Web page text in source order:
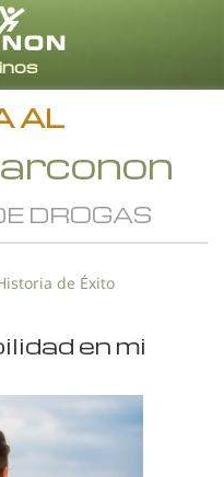
las Regiones/Idiomas
AL
DROGAS
de Éxito
en mi